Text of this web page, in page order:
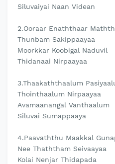
Siluvaiyai Naan Videan
2.Ooraar Enaththaar
Thunbam Sakippaayaa
Moorkkar Koobigal Naduvil
Thidanaai Nirpaayaa
3.Thaakaththaalum
Thointhaalum Nirpaayaa
Avamaanangal Vanthaalum
Siluvai Sumappaaya
4.Paavaththu Maakkal
Nee Thaththam Seivaayaa
Kolai Nenjar Thidapada